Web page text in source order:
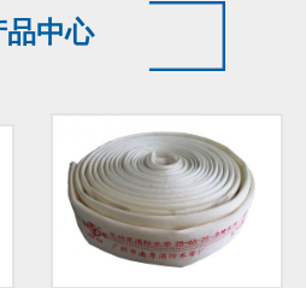
品中心